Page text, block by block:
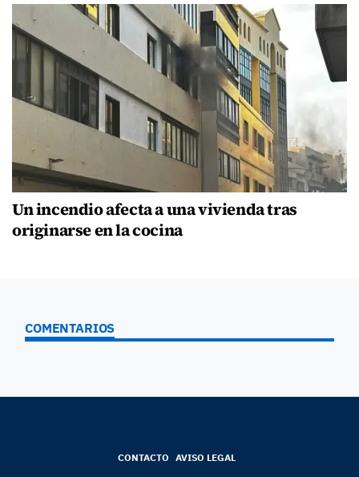
Un incendio afecta a una vivienda tras
originarse en la cocina
COMENTARIOS
CONTACTO AVISO LEGAL